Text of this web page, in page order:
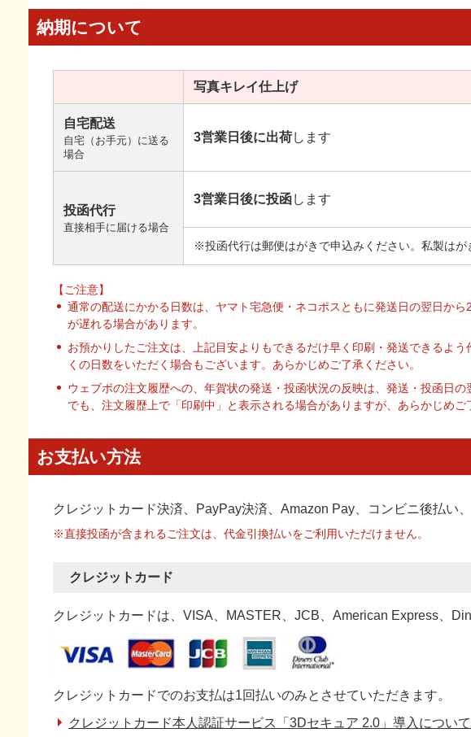
納期について
写真キレイ仕上げ
自宅配送
自宅（お手元）に送る
場合
3営業日後に出荷します
投函代行
直接相手に届ける場合
3営業日後に投函します
※投函代行は郵便はがきで申込みください。私製は
【ご注意】
通常の配送にかかる日数は、ヤマト宅急便・ネコポスともに発送日の翌日か
が遅れる場合があります。
お預かりしたご注文は、上記目安よりもできるだけ早く印刷・発送できるよ
くの日数をいただく場合もございます。あらかじめご了承ください。
ウェブポの注文履歴への、年賀状の発送・投函状況の反映は、発送・投函日
でも、注文履歴上で「印刷中」と表示される場合がありますが、あらかじめご
お支払い方法
クレジットカード決済、PayPay決済 、Amazon Pay、コンビニ後払い
※直接投函が含まれるご注文は、代金引換払いをご利用いただけません。
クレジットカード
クレジットカードは、VISA、MASTER、JCB、American Express、
クレジットカードでのお支払は1回払いのみとさせていただきます。
クレジットカード本人認証サービス「3Dセキュア 2.0」導入について